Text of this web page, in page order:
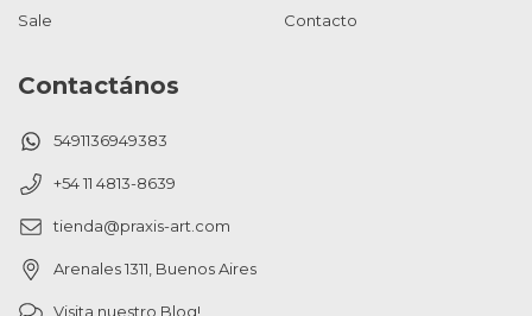
Sale Contacto
Contactános
5491136949383
+54 11 4813-8639
tienda@praxis-art.com
Arenales 1311, Buenos Aires
Visita nuestro Blog!